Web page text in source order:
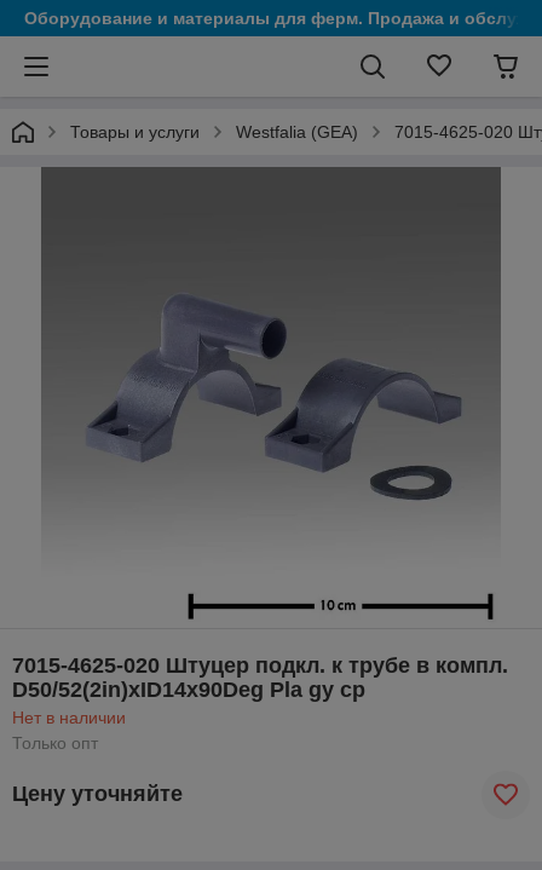
Оборудование и материалы для ферм. Продажа и
Товары и услуги Westfalia (GEA) 7015-4625-020
7015-4625-020 Штуцер подкл. к трубе в компл.
D50/52(2in)xID14x90Deg Pla gy cp
Нет в наличии
Только опт
Цену уточняйте